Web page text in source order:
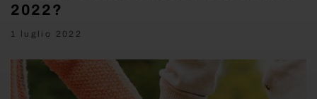
2022?
1 luglio 2022